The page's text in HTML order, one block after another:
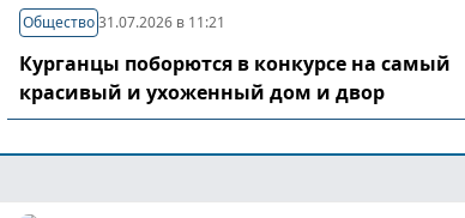
Общество 31.07.2026 в 11:21
Курганцы поборются в конкурсе на самый
красивый и ухоженный дом и двор